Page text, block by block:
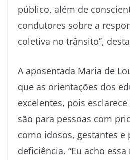
público, além de
condutores sobre a
coletiva no trânsito”,
A aposentada Maria de
que as orientações dos
excelentes, pois esclarece
são para pessoas com
como idosos, gestantes e
deficiência. “Eu acho